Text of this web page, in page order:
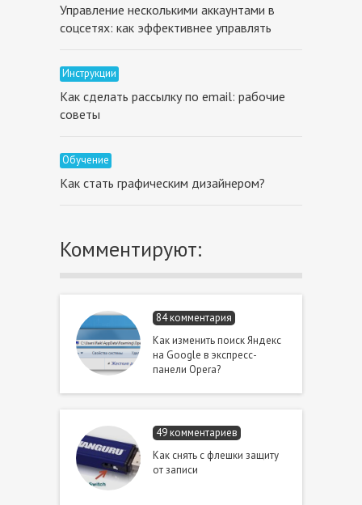
Управление несколькими аккаунтами в
соцсетях: как эффективнее управлять
Инструкции
Как сделать рассылку по email: рабочие
советы
Обучение
Как стать графическим дизайнером?
Комментируют:
84 комментария
Как изменить поиск Яндекс
на Google в экспресс-
панели Opera?
49 комментариев
Как снять с флешки защиту
от записи